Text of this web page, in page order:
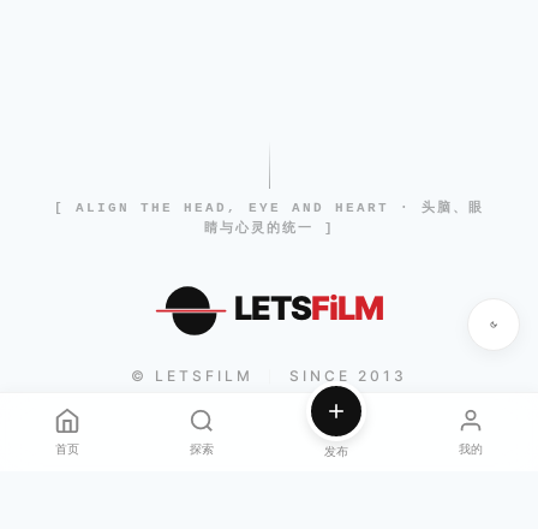
[ ALIGN THE HEAD, EYE AND HEART · 头脑、眼
睛与心灵的统一 ]
LETSFiLM
© LETSFILM SINCE 2013
首页 探索 发布 我的